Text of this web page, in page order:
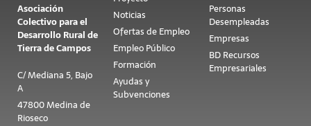
Asociación
Colectivo para el
Desarrollo Rural de
Tierra de Campos
C/ Mediana 5, Bajo
A
47800 Medina de
Rioseco
Noticias
Ofertas de Empleo
Empleo Público
Formación
Ayudas y
Subvenciones
Personas
Desempleadas
Empresas
BD Recursos
Empresariales